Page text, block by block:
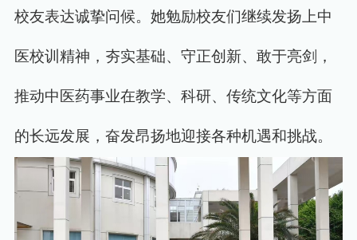
校友表达诚挚问候。她勉励校友们继续发扬上中
医校训精神，夯实基础、守正创新、敢于亮剑，
推动中医药事业在教学、科研、传统文化等方面
的长远发展，奋发昂扬地迎接各种机遇和挑战。